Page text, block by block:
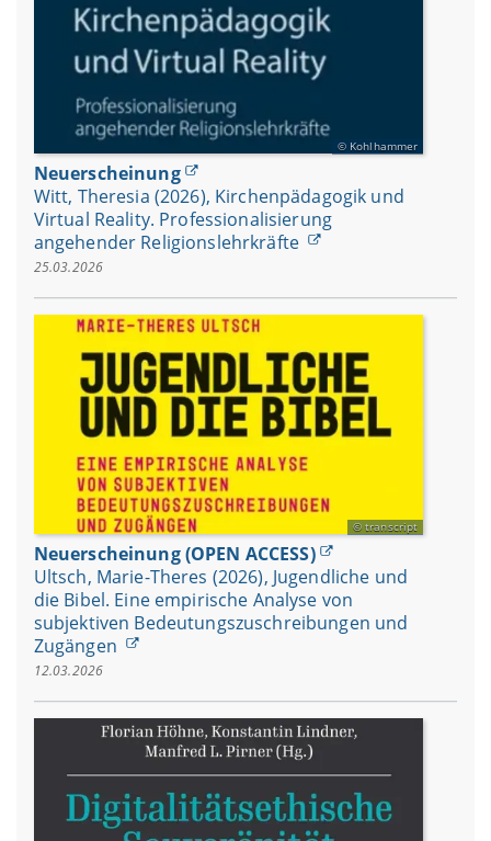
Kohlhammer
Neuerscheinung
Witt, Theresia (2026), Kirchenpädagogik und
Virtual Reality. Professionalisierung
angehender Religionslehrkräfte
25.03.2026
transcript
Neuerscheinung (OPEN ACCESS)
Ultsch, Marie-Theres (2026), Jugendliche und
die Bibel. Eine empirische Analyse von
subjektiven Bedeutungszuschreibungen und
Zugängen
12.03.2026